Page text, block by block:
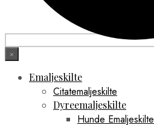
×
Emaljeskilte
Citatemaljeskilte
Dyreemaljeskilte
Hunde Emaljeskilte